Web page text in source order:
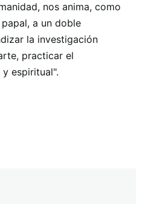
nos anima, como
a un doble
la investigación
practicar el
espiritual".